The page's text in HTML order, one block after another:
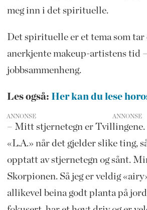
meg inn i det spirituelle.
Det spirituelle er et tema som tar
anerkjente makeup-artistens tid
jobbsammenheng.
Les også: Her kan du lese
ANNONSE
– Mitt stjernetegn er Tvillingene.
«L.A.» når det gjelder slike ting,
opptatt av stjernetegn og sånt.
Skorpionen. Så jeg er veldig
allikevel beina godt planta på